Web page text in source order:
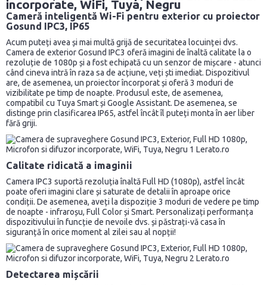
incorporate, WiFi, Tuya, Negru
Cameră inteligentă Wi-Fi pentru exterior cu proiector
Gosund IPC3, IP65
Acum puteți avea și mai multă grijă de securitatea locuinței dvs.
Camera de exterior Gosund IPC3 oferă imagini de înaltă calitate la o
rezoluție de 1080p și a fost echipată cu un senzor de mișcare - atunci
când cineva intră în raza sa de acțiune, veți ști imediat. Dispozitivul
are, de asemenea, un proiector încorporat și oferă 3 moduri de
vizibilitate pe timp de noapte. Produsul este, de asemenea,
compatibil cu Tuya Smart și Google Assistant. De asemenea, se
distinge prin clasificarea IP65, astfel încât îl puteți monta în aer liber
fără griji.
Calitate ridicată a imaginii
Camera IPC3 suportă rezoluția înaltă Full HD (1080p), astfel încât
poate oferi imagini clare și saturate de detalii în aproape orice
condiții. De asemenea, aveți la dispoziție 3 moduri de vedere pe timp
de noapte - infraroșu, Full Color și Smart. Personalizați performanța
dispozitivului în funcție de nevoile dvs. și păstrați-vă casa în
siguranță în orice moment al zilei sau al nopții!
Detectarea mișcării